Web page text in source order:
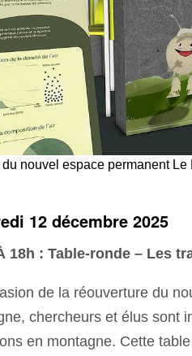
du nouvel espace permanent Le
12 décembre 2025
18h :Table-ronde – Les
de la réouverture du
chercheurs et élus sont
en montagne. Cette